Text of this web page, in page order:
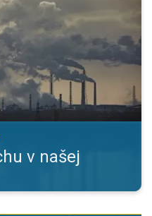
v našej